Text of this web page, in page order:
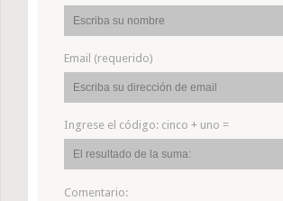
Email (requerido)
Ingrese el código: cinco + uno =
Comentario: